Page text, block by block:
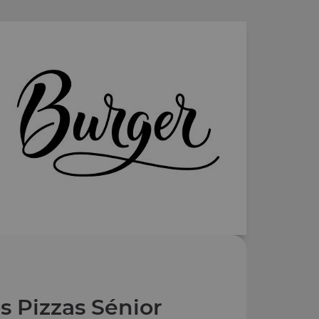
Pizzas Sénior